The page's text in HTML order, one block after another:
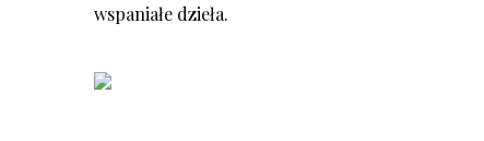
wspaniałe dzieła.